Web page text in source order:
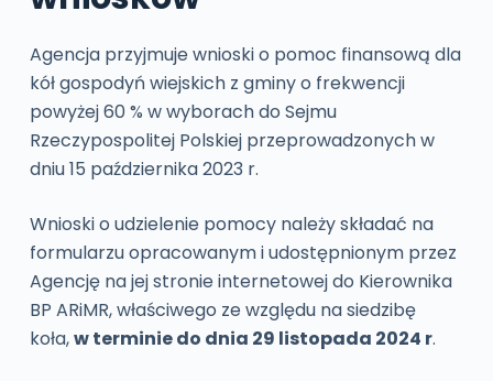
Agencja przyjmuje wnioski o pomoc finansową dla
kół gospodyń wiejskich z gminy o frekwencji
powyżej 60 % w wyborach do Sejmu
Rzeczypospolitej Polskiej przeprowadzonych w
dniu 15 października 2023 r.
Wnioski o udzielenie pomocy należy składać na
formularzu opracowanym i udostępnionym przez
Agencję na jej stronie internetowej do Kierownika
BP ARiMR, właściwego ze względu na siedzibę
koła,w terminie do dnia 29 listopada 2024 r.